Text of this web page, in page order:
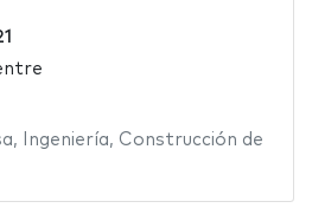
, Ingeniería, Construcción de